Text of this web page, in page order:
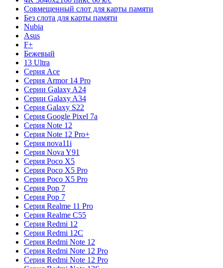
Совмещенный слот для карты памяти
Без слота для карты памяти
Nubia
Asus
F+
Бежевый
13 Ultra
Серия Ace
Серия Armor 14 Pro
Серии Galaxy A24
Серии Galaxy A34
Серия Galaxy S22
Серия Google Pixel 7a
Серия Note 12
Серия Note 12 Pro+
Серия nova11i
Серия Nova Y91
Серия Poco X5
Серия Poco X5 Pro
Серия Poco X5 Pro
Серия Pop 7
Серия Pop 7
Серия Realme 11 Pro
Серия Realme C55
Серия Redmi 12
Серия Redmi 12C
Серия Redmi Note 12
Серия Redmi Note 12 Pro
Серия Redmi Note 12 Pro